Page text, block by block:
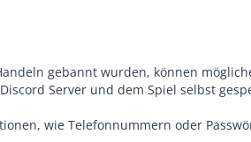
gebannt wurden, können
Server und dem Spiel selbst
wie Telefonnummern oder